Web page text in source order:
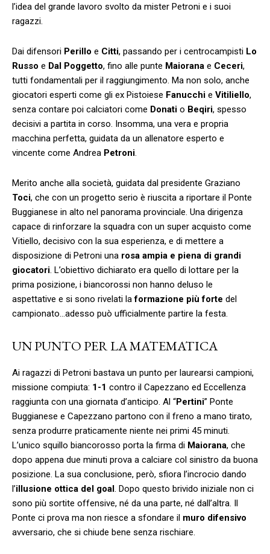
l’idea del grande lavoro svolto da mister Petroni e i suoi
ragazzi.
Dai difensori Perillo e Citti, passando per i centrocampisti Lo
Russo e Dal Poggetto, fino alle punte Maiorana e Ceceri,
tutti fondamentali per il raggiungimento. Ma non solo, anche
giocatori esperti come gli ex Pistoiese Fanucchi e Vitiliello,
senza contare poi calciatori come Donati o Beqiri, spesso
decisivi a partita in corso. Insomma, una vera e propria
macchina perfetta, guidata da un allenatore esperto e
vincente come Andrea Petroni.
Merito anche alla società, guidata dal presidente Graziano
Toci, che con un progetto serio è riuscita a riportare il Ponte
Buggianese in alto nel panorama provinciale. Una dirigenza
capace di rinforzare la squadra con un super acquisto come
Vitiello, decisivo con la sua esperienza, e di mettere a
disposizione di Petroni una rosa ampia e piena di grandi
giocatori. L’obiettivo dichiarato era quello di lottare per la
prima posizione, i biancorossi non hanno deluso le
aspettative e si sono rivelati laformazione più forte del
campionato…adesso può ufficialmente partire la festa.
UN PUNTO PER LA MATEMATICA
Ai ragazzi di Petroni bastava un punto per laurearsi campioni,
missione compiuta: 1-1 contro il Capezzano ed Eccellenza
raggiunta con una giornata d’anticipo. Al “Pertini” Ponte
Buggianese e Capezzano partono con il freno a mano tirato,
senza produrre praticamente niente nei primi 45 minuti.
L’unico squillo biancorosso porta la firma di Maiorana, che
dopo appena due minuti prova a calciare col sinistro da buona
posizione. La sua conclusione, però, sfiora l’incrocio dando
l’illusione ottica del goal. Dopo questo brivido iniziale non ci
sono più sortite offensive, né da una parte, né dall’altra. Il
Ponte ci prova ma non riesce a sfondare il muro difensivo
avversario, che si chiude bene senza rischiare.